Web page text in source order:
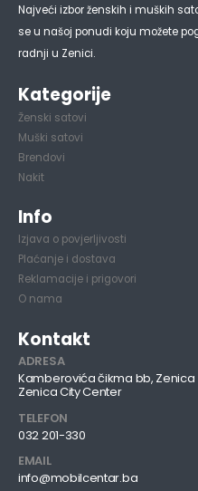
Najveći izbor ženskih i muških
se u našoj ponudi koju možete
radnji u Zenici.
Kategorije
Ženski satovi
Muški satovi
Brendovi
Nakit
Info
Izjava o povjerljivosti
Plaćanje i dostava
Reklamacije i prigovori
O nama
Kontakt
ADRESA
Kamberovića čikma bb, Zenica
Zenica City Center
TELEFON
032 201-330
EMAIL
info@mobilcentar.ba